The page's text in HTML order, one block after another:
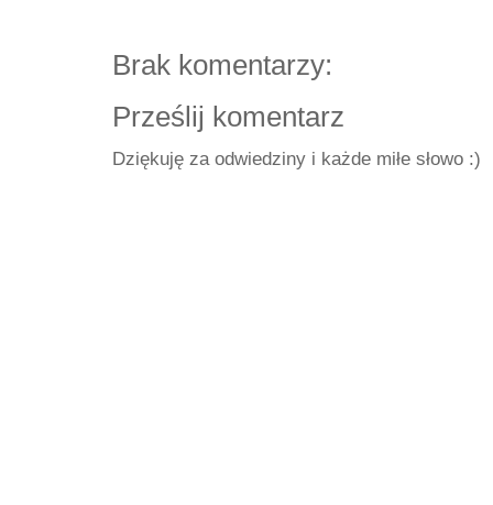
Brak komentarzy:
Prześlij komentarz
Dziękuję za odwiedziny i każde miłe słowo :)